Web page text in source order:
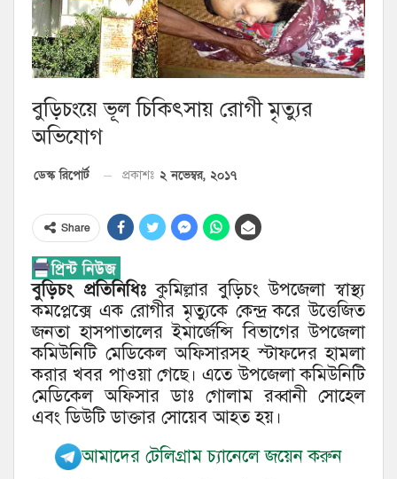
বুড়িচংয়ে ভূল চিকিৎসায় রোগী মৃত্যুর
অভিযোগ
ডেস্ক রিপোর্ট প্রকাশঃ ২ নভেম্বর, ২০১৭
Share
বুড়িচং প্রতিনিধিঃ কুমিল্লার বুড়িচং উপজেলা স্বাস্থ্য
কমপ্লেক্সে এক রোগীর মৃত্যুকে কেন্দ্র করে উত্তেজিত
জনতা হাসপাতালের ইমার্জেন্সি বিভাগের উপজেলা
কমিউনিটি মেডিকেল অফিসারসহ স্টাফদের হামলা
করার খবর পাওয়া গেছে। এতে উপজেলা কমিউনিটি
মেডিকেল অফিসার ডাঃ গোলাম রব্বানী সোহেল
এবং ডিউটি ডাক্তার সোয়েব আহত হয়।
আমাদের টেলিগ্রাম চ্যানেলে জয়েন করুন